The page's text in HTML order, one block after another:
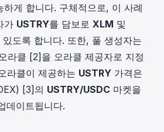
게 합니다. 구체적으로, 이 사례
가 USTRY를 담보로 XLM 및
도록 합니다. 또한, 풀 생성자는
라클 [2]을 오라클 제공자로 지정
라클이 제공하는 USTRY 가격은
[3]의 USTRY/USDC 마켓을
데이트됩니다.